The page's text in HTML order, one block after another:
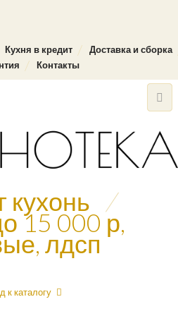
Кухня в кредит
Доставка и сборка
Контакты
кухонь /
15 000 р,
лдсп
к каталогу